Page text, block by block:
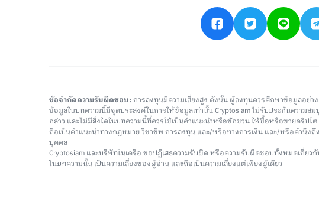
ข้อจำกัดความรับผิดชอบ: การลงทุนมีความเสี่ยงสูง ดังนั้น ผู้ลงทุนควรศึกษาข้อมูลอย่า
ข้อมูลในบทความนี้มีจุดประสงค์ในการให้ข้อมูลเท่านั้น Cryptosiam ไม่รับประกันความ
กล่าว และไม่มีสิ่งใดในบทความนี้ที่ควรใช้เป็นคำแนะนำหรือชักชวน ให้ซื้อหรือขายคริปโ
ถือเป็นคำแนะนำทางกฎหมาย วิชาชีพ การลงทุน และ/หรือทางการเงิน และ/หรือคำนึ
บุคคล
Cryptosiam และบริษัทในเครือ ขอปฏิเสธความรับผิด หรือความรับผิดชอบทั้งหมดเกี่ยว
ในบทความนั้น เป็นความเสี่ยงของผู้อ่าน และถือเป็นความเสี่ยงแต่เพียงผู้เดียว